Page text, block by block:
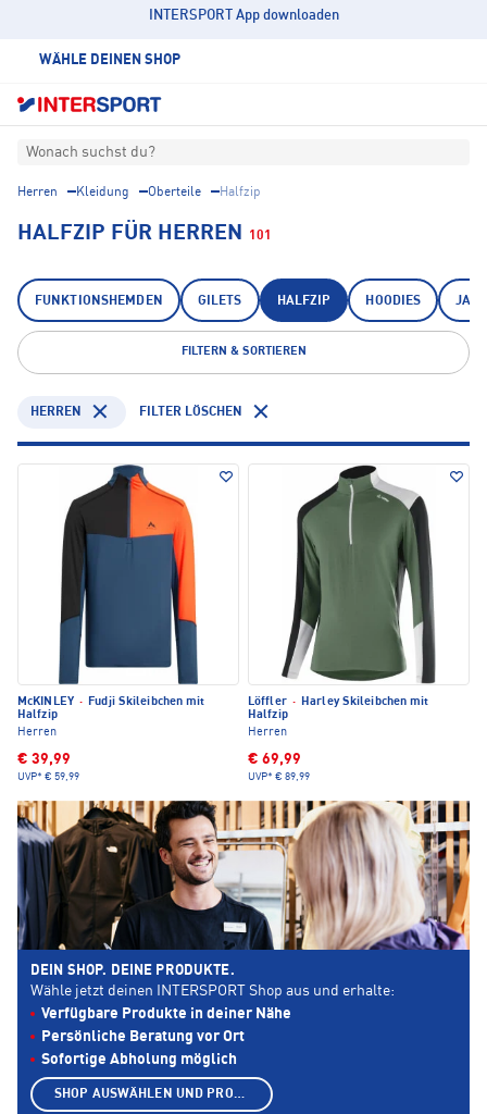
INTERSPORT App downloaden
WÄHLE DEINEN SHOP
Wonach suchst du?
Herren Kleidung Oberteile Halfzip
HALFZIP FÜR HERREN 101
FUNKTIONSHEMDEN GILETS HALFZIP HOODIES
FILTERN & SORTIEREN
HERREN FILTER LÖSCHEN
McKINLEY ·
Fudji Skileibchen mit
Halfzip
Herren
€ 39,99
UVP* € 59,99
Löffler ·
Harley Skileibchen mit
Halfzip
Herren
€ 69,99
UVP* € 89,99
DEIN SHOP. DEINE PRODUKTE.
Wähle jetzt deinen INTERSPORT Shop aus und erhalte:
Verfügbare Produkte in deiner Nähe
Persönliche Beratung vor Ort
Sofortige Abholung möglich
SHOP AUSWÄHLEN UND PRODUKTE ANZEIGEN